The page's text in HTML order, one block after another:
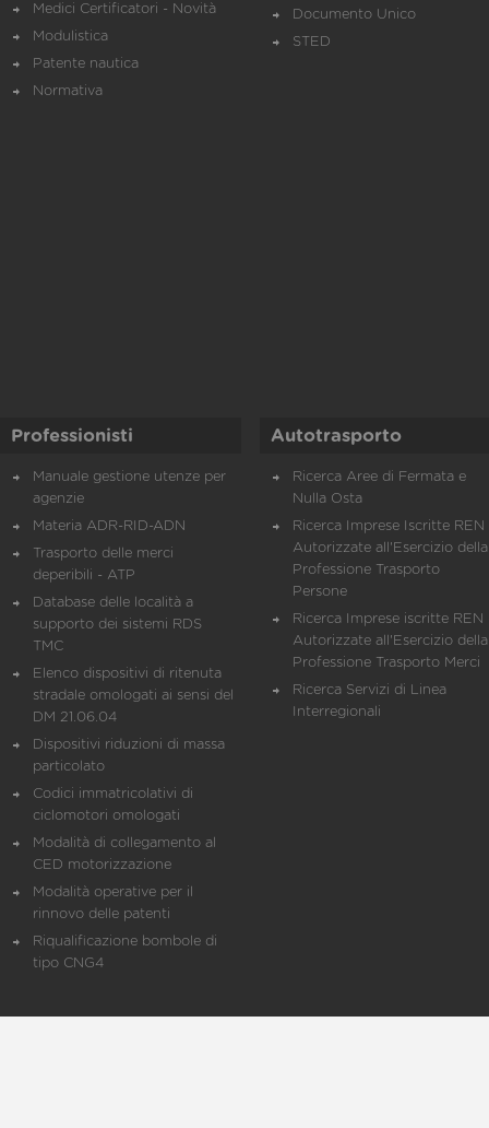
Medici Certificatori - Novità
Modulistica
Patente nautica
Normativa
Documento Unico
STED
Professionisti
Manuale gestione utenze per
agenzie
Materia ADR-RID-ADN
Trasporto delle merci
deperibili - ATP
Database delle località a
supporto dei sistemi RDS
TMC
Elenco dispositivi di ritenuta
stradale omologati ai sensi del
DM 21.06.04
Dispositivi riduzioni di massa
particolato
Codici immatricolativi di
ciclomotori omologati
Modalità di collegamento al
CED motorizzazione
Modalità operative per il
rinnovo delle patenti
Riqualificazione bombole di
tipo CNG4
Autotrasporto
Ricerca Aree di Fermata e
Nulla Osta
Ricerca Imprese Iscritte REN
Autorizzate all'Esercizio della
Professione Trasporto
Persone
Ricerca Imprese iscritte REN
Autorizzate all'Esercizio della
Professione Trasporto Merci
Ricerca Servizi di Linea
Interregionali